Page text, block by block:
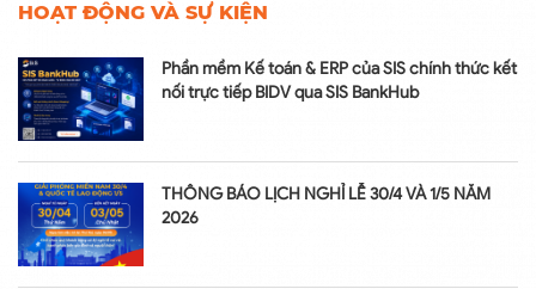
HOẠT ĐỘNG VÀ SỰ KIỆN
Phần mềm Kế toán & ERP của SIS chính thức kết
nối trực tiếp BIDV qua SIS BankHub
THÔNG BÁO LỊCH NGHỈ LỄ 30/4 VÀ 1/5 NĂM
2026